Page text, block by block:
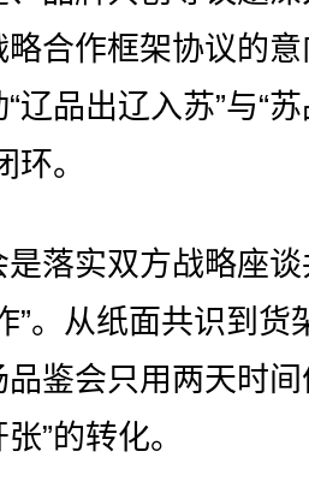
合作框架协议的
辽品出辽入苏”与“
环。
落实双方战略座谈
”。从纸面共识到货
鉴会只用两天时
”的转化。